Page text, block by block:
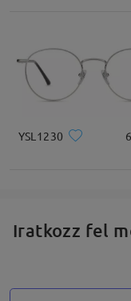
Négyzet Kerek
YSL1230
Iratkozz fel